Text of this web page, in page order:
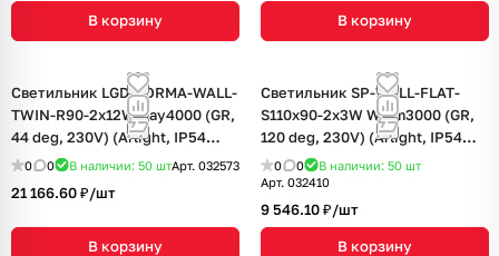
В корзину В корзину
Светильник LGD-FORMA-WALL-
TWIN-R90-2x12W Day4000 (GR,
44 deg, 230V) (Arlight, IP54
Металл, 3 года)
0 0 В наличии: 50 штАрт. 032573
21 166.60 ₽/шт
В корзину
Светильник SP-WALL-FLAT-
S110x90-2x3W Warm3000 (GR,
120 deg, 230V) (Arlight, IP54
Металл, 3 года)
0 0 В наличии: 50 шт
Арт. 032410
9 546.10 ₽/шт
В корзину